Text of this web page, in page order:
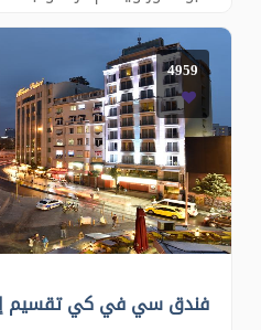
مجاني بالإنترنت ومرآب خاص
من بين الغرف الواسعة
درجة رجال الأعمال وسائل
4959